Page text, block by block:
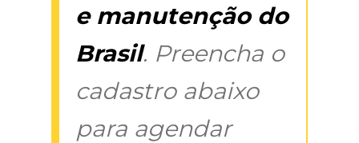
e manutenção do
Brasil. Preencha o
cadastro abaixo
para agendar